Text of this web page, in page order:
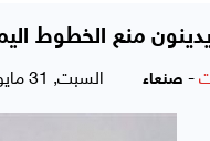
منع الخطوط
- صنعاء السبت, 31 مايو, 2025 - 08:01 مساءً